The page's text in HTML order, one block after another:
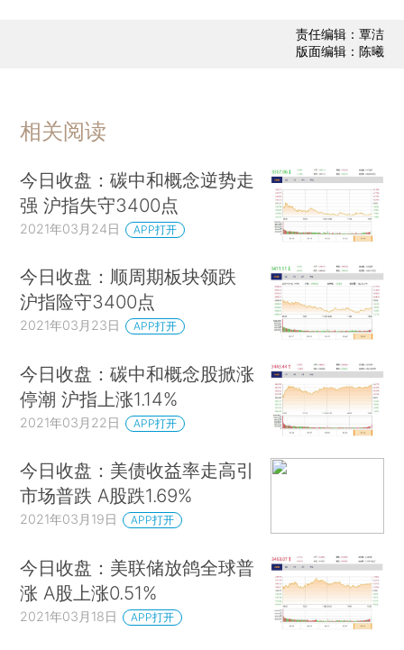
责任编辑：覃洁
版面编辑：陈曦
相关阅读
今日收盘：碳中和概念逆势走
强 沪指失守3400点
2021年03月24日 APP打开
今日收盘：顺周期板块领跌
沪指险守3400点
2021年03月23日 APP打开
今日收盘：碳中和概念股掀涨
停潮 沪指上涨1.14%
2021年03月22日 APP打开
今日收盘：美债收益率走高引
市场普跌 A股跌1.69%
2021年03月19日 APP打开
今日收盘：美联储放鸽全球普
涨 A股上涨0.51%
2021年03月18日 APP打开